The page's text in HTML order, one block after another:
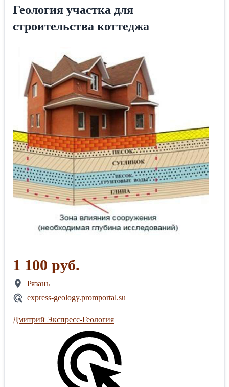
Геология участка для
строительства коттеджа
1 100 руб.
Рязань
express-geology.promportal.su
Дмитрий Экспресс-Геология